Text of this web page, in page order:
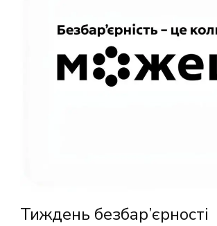
Тиждень безбар’єрності